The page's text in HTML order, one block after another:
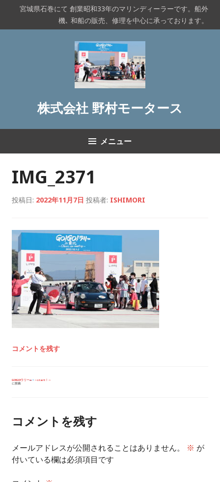
テ
宮城県石巻にて 創業昭和33年のマリンディーラーです。船外
機､ 和船の販売、修理を中心に承っております。
株式会社 野村モータース
メニュー
IMG_2371
投稿日: 2022年11月7日 投稿者: ISHIMORI
コメントを残す
投
シ
ョ
GO!GO!ラリー
～start！～
に投稿
コメントを残す
メールアドレスが公開されることはありません。 ※ が
付いている欄は必須項目です